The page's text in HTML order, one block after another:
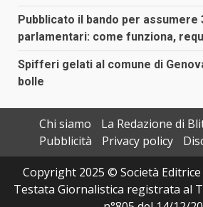
Pubblicato il bando per
parlamentari: come funziona,
Spifferi gelati al comune di
bolle
Chi siamo
La Redazione di
Pubblicità
Privacy policy
Copyright 2025 © Società
Testata Giornalistica registrata al